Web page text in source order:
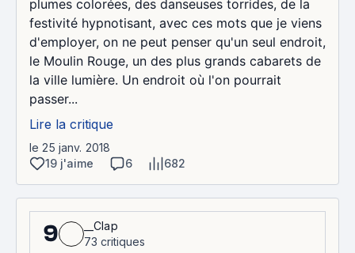
plumes colorées, des danseuses torrides, de la
festivité hypnotisant, avec ces mots que je viens
d'employer, on ne peut penser qu'un seul endroit,
le Moulin Rouge, un des plus grands cabarets de
la ville lumière. Un endroit où l'on pourrait
passer...
Lire la critique
le 25 janv. 2018
19 j'aime
6 682
9
__Clap
73 critiques